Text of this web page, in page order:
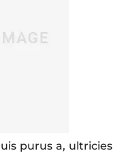
purus a, ultricies